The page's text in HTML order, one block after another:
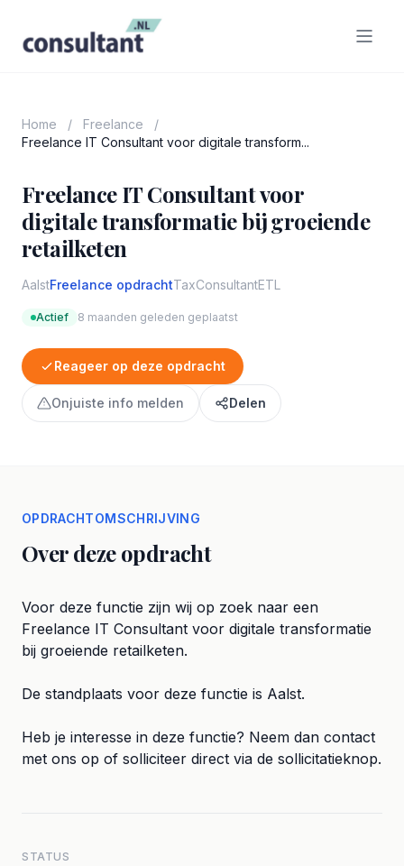
Home / Freelance
/
Freelance IT Consultant voor digitale transform...
Freelance IT Consultant voor
digitale transformatie bij groeiende
retailketen
AalstFreelance opdrachtTaxConsultantETL
Actief 8 maanden geleden geplaatst
Reageer op deze opdracht
Onjuiste info melden Delen
OPDRACHTOMSCHRIJVING
Over deze opdracht
Voor deze functie zijn wij op zoek naar een
Freelance IT Consultant voor digitale transformatie
bij groeiende retailketen.
De standplaats voor deze functie is Aalst.
Heb je interesse in deze functie? Neem dan contact
met ons op of solliciteer direct via de sollicitatieknop.
STATUS